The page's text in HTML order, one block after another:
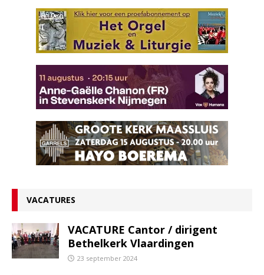
VACATURES
VACATURE Cantor / dirigent
Bethelkerk Vlaardingen
23 september 2024